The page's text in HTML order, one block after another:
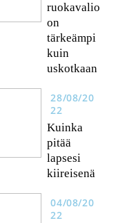
ruokavalio
on
tärkeämpi
kuin
uskotkaan
28/08/20
22
Kuinka
pitää
lapsesi
kiireisenä
04/08/20
22